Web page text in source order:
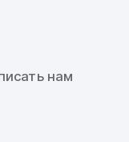
нам